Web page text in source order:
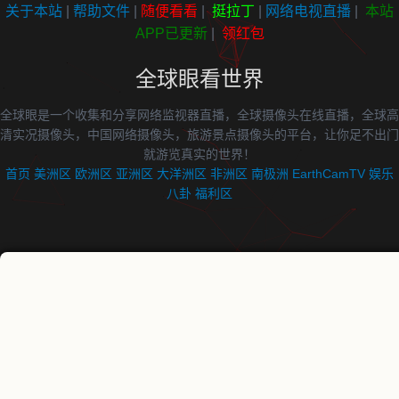
关于本站 帮助文件 随便看看 |挺拉丁 网络电视直播
本站
APP已更新| 领红包
全球眼看世界
全球眼是一个收集和分享网络监视器直播，全球摄像头在线直播，全球高
清实况摄像头，中国网络摄像头，旅游景点摄像头的平台，让你足不出门
就游览真实的世界！
首页 美洲区 欧洲区 亚洲区 大洋洲区 非洲区 南极洲 EarthCamTV 娱乐
八卦 福利区